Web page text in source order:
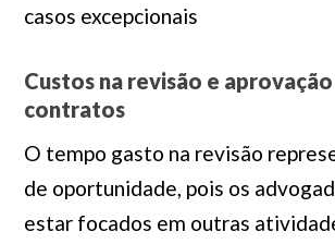
casos excepcionais
Custos na revisão e
contratos
O tempo gasto na revisão
de oportunidade, pois os
estar focados em outras